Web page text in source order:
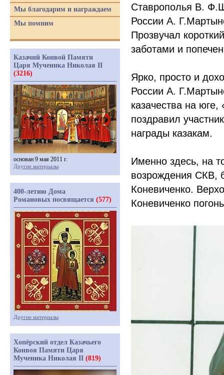
Ставрополья В.
России А.
Прозвучал
заботами и
Ярко, просто и
России А.
казачества на юге,
поздравил
награды казакам.
Именно здесь, на
возрождения СКВ,
Коневиченко.
Коневиченко
Мы благодарим и награждаем
Мы помним
Казачий Конвой Памяти
Царя Мученика Николая II
(3216)
основан 9 мая 2011 г.
Другие материалы
400-летию Дома
Романовых посвящается (577)
Другие материалы
Хопёрский отдел Казачьего
Конвоя Памяти Царя
Мученика Николая II (819)